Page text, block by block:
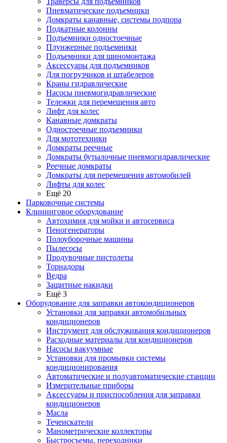
Пневматические подъемники
Домкраты канавные, системы подпора
Подкатные колонны
Подъемники одностоечные
Плунжерные подъемники
Подъемники для шиномонтажа
Аксессуары для подъемников
Для погрузчиков и штабелеров
Краны гидравлические
Насосы пневмогидравлические
Тележки для перемещения авто
Лифт для колес
Канавные домкраты
Одностоечные подъемники
Для мототехники
Домкраты реечные
Домкраты бутылочные пневмогидравлические
Реечные домкраты
Домкраты для перемещения автомобилей
Лифты для колес
Ещё 20
Парковочные системы
Клининговое оборудование
Автохимия для мойки и автосервиса
Пеногенераторы
Полоуборочные машины
Пылесосы
Продувочные пистолеты
Торнадоры
Ведра
Защитные накидки
Ещё 3
Оборудование для заправки автокондиционеров
Установки для заправки автомобильных
кондиционеров
Инструмент для обслуживания кондиционеров
Расходные материалы для кондиционеров
Насосы вакуумные
Установки для промывки системы
кондиционирования
Автоматические и полуавтоматические станции
Измерительные приборы
Аксессуары и приспособления для заправки
кондиционеров
Масла
Течеискатели
Манометрические коллекторы
Быстросъемы, переходники